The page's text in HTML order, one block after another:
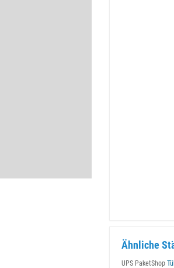
Ähnliche
UPS PaketShop